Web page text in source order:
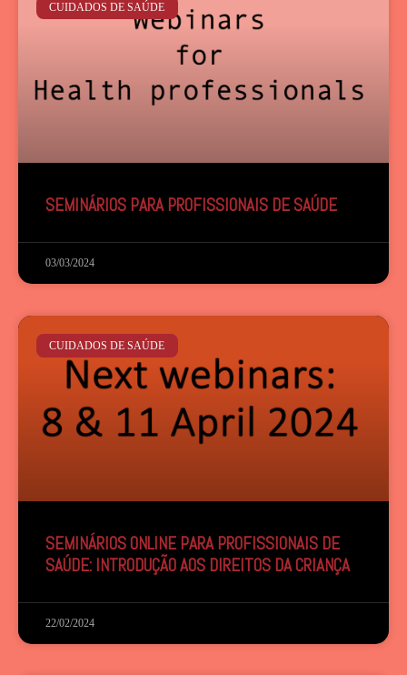
CUIDADOS DE SAÚDE
SEMINÁRIOS PARA PROFISSIONAIS DE SAÚDE
03/03/2024
CUIDADOS DE SAÚDE
SEMINÁRIOS ONLINE PARA PROFISSIONAIS DE
SAÚDE: INTRODUÇÃO AOS DIREITOS DA CRIANÇA
22/02/2024